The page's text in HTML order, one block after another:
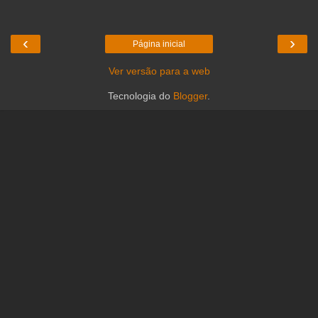
‹ ›
Página inicial
Ver versão para a web
Tecnologia do Blogger.